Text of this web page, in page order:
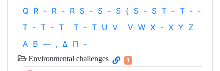
Q R - R - R S - S - S { S - S T - T ‐ -
T - T - T T - T U V V W X - X Y Z
Α Β — , Δ Π -
Environmental challenges 1